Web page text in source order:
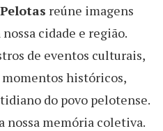
reúne imagens
cidade e região.
de eventos culturais,
históricos,
do povo pelotense.
nossa memória coletiva.